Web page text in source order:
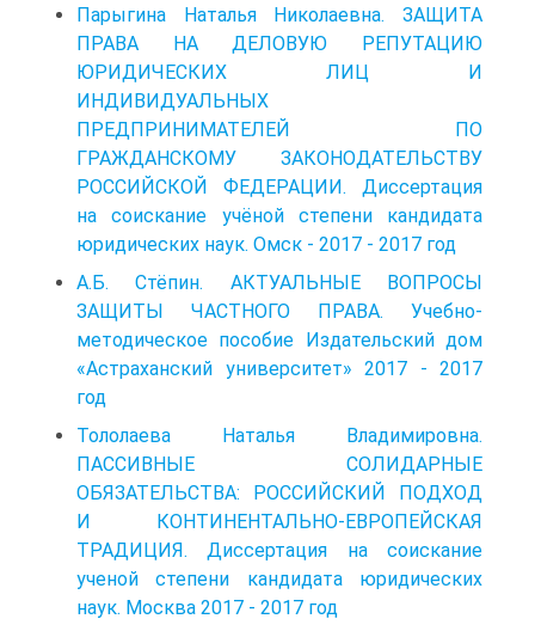
Парыгина Наталья Николаевна. ЗАЩИТА
ПРАВА НА ДЕЛОВУЮ РЕПУТАЦИЮ
ЮРИДИЧЕСКИХ ЛИЦ И
ИНДИВИДУАЛЬНЫХ
ПРЕДПРИНИМАТЕЛЕЙ ПО
ГРАЖДАНСКОМУ ЗАКОНОДАТЕЛЬСТВУ
РОССИЙСКОЙ ФЕДЕРАЦИИ. Диссертация
на соискание учёной степени кандидата
юридических наук. Омск - 2017 - 2017 год
А.Б. Стёпин. АКТУАЛЬНЫЕ ВОПРОСЫ
ЗАЩИТЫ ЧАСТНОГО ПРАВА. Учебно-
методическое пособие Издательский дом
«Астраханский университет» 2017 - 2017
год
Тололаева Наталья Владимировна.
ПАССИВНЫЕ СОЛИДАРНЫЕ
ОБЯЗАТЕЛЬСТВА: РОССИЙСКИЙ ПОДХОД
И КОНТИНЕНТАЛЬНО-ЕВРОПЕЙСКАЯ
ТРАДИЦИЯ. Диссертация на соискание
ученой степени кандидата юридических
наук. Москва 2017 - 2017 год